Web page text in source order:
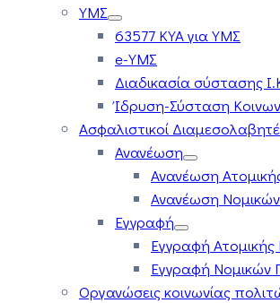
ΥΜΣ
63577 ΚΥΑ για ΥΜΣ
e-ΥΜΣ
Διαδικασία σύστασης
Ίδρυση-Σύσταση
Ασφαλιστικοί
Ανανέωση
Ανανέωση
Ανανέωση
Εγγραφή
Εγγραφή Ατομικής
Εγγραφή
Οργανώσεις κοινωνίας